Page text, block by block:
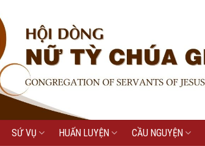
SỨ VỤ HUẤN LUYỆN CẦU NGUYỆN